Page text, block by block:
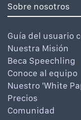
Sobre nosotros
Guía del usuario
Nuestra Misión
Beca Speechling
Conoce al equipo
Nuestro 'White
Precios
Comunidad